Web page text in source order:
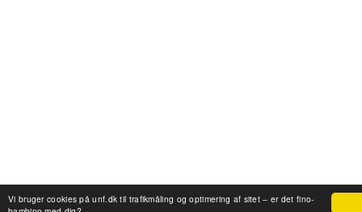
Vi bruger cookies på unf.dk til trafikmåling og optimering af sitet – er det fino-